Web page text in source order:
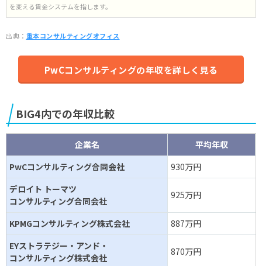
を変える賃金システムを指します。
出典： 重本コンサルティングオフィス
PwCコンサルティングの年収を詳しく見る
BIG4内での年収比較
企業名
平均年収
PwCコンサルティング合同会社
930万円
デロイト トーマツ
コンサルティング合同会社
925万円
KPMGコンサルティング株式会社
887万円
EYストラテジー・アンド・
コンサルティング株式会社
870万円